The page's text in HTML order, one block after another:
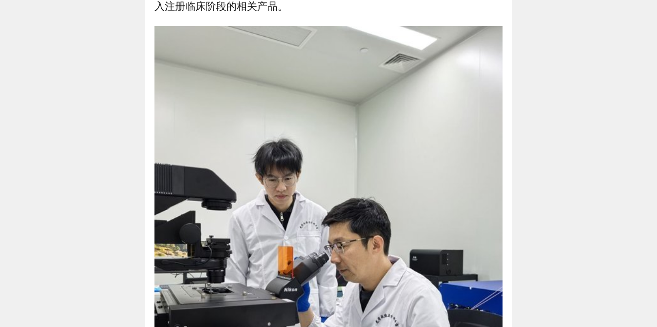
入注册临床阶段的相关产品。